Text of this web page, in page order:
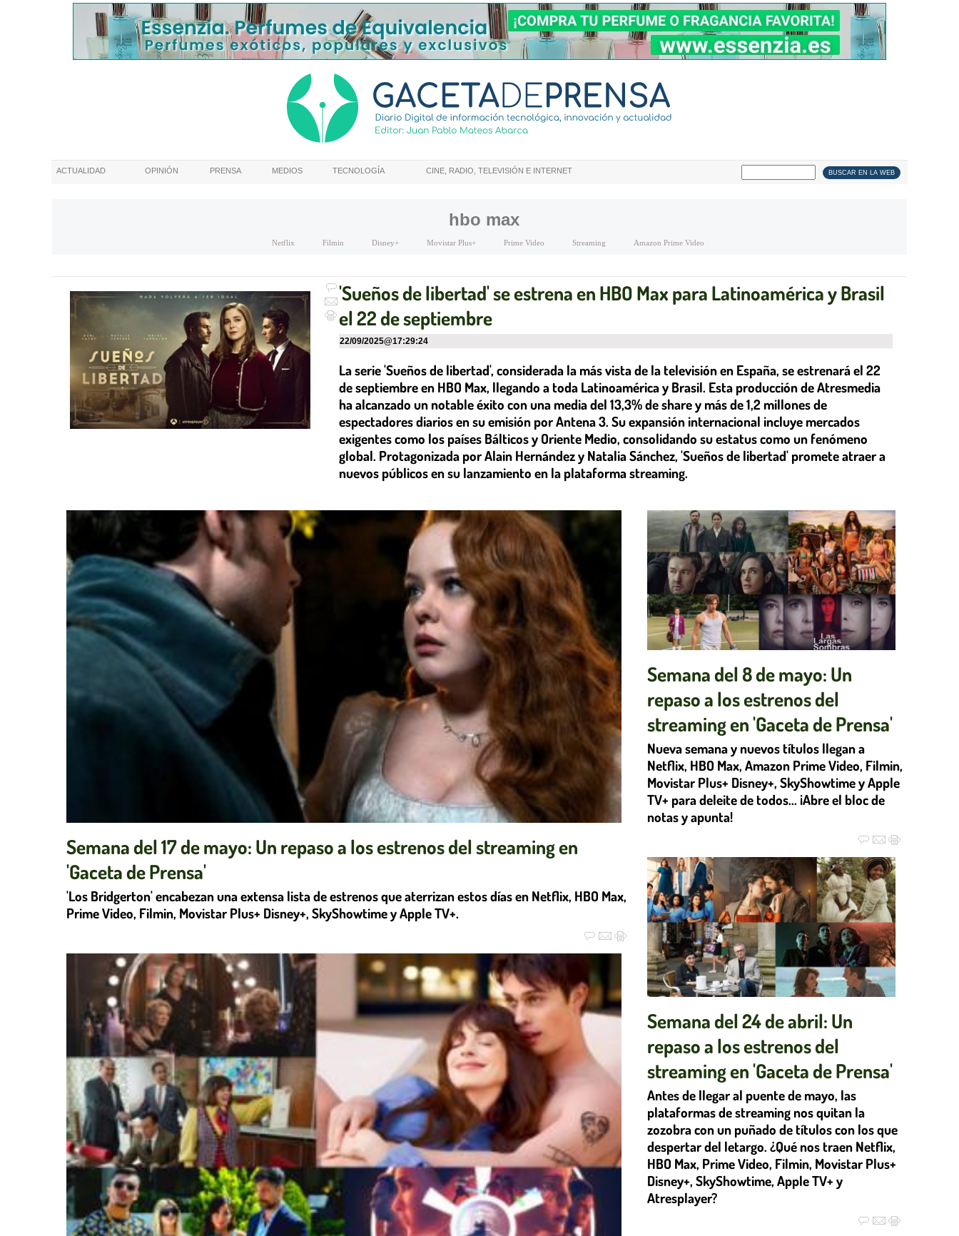
ACTUALIDAD OPINIÓN PRENSA MEDIOS TECNOLOGÍA CINE, RADIO, TELEVISIÓN E INTERNET
hbo max
Netflix Filmin Disney+ Movistar Plus+ Prime Video Streaming Amazon Prime Video
'Sueños de libertad' se estrena en HBO Max para Latinoamérica y Brasil
el 22 de septiembre
22/09/2025@17:29:24
La serie 'Sueños de libertad', considerada la más vista de la televisión en España, se estrenará el 22
de septiembre en HBO Max, llegando a toda Latinoamérica y Brasil. Esta producción de Atresmedia
ha alcanzado un notable éxito con una media del 13,3% de share y más de 1,2 millones de
espectadores diarios en su emisión por Antena 3. Su expansión internacional incluye mercados
exigentes como los países Bálticos y Oriente Medio, consolidando su estatus como un fenómeno
global. Protagonizada por Alain Hernández y Natalia Sánchez, 'Sueños de libertad' promete atraer a
nuevos públicos en su lanzamiento en la plataforma streaming.
Semana del 17 de mayo: Un repaso a los estrenos del streaming en
'Gaceta de Prensa'
'Los Bridgerton' encabezan una extensa lista de estrenos que aterrizan estos días en Netflix, HBO Max,
Prime Video, Filmin, Movistar Plus+ Disney+, SkyShowtime y Apple TV+.
Semana del 8 de mayo: Un
repaso a los estrenos del
streaming en 'Gaceta de Prensa'
Nueva semana y nuevos títulos llegan a
Netflix, HBO Max, Amazon Prime Video, Filmin,
Movistar Plus+ Disney+, SkyShowtime y Apple
TV+ para deleite de todos... ¡Abre el bloc de
notas y apunta!
Semana del 24 de abril: Un
repaso a los estrenos del
streaming en 'Gaceta de Prensa'
Antes de llegar al puente de mayo, las
plataformas de streaming nos quitan la
zozobra con un puñado de títulos con los que
despertar del letargo. ¿Qué nos traen Netflix,
HBO Max, Prime Video, Filmin, Movistar Plus+
Disney+, SkyShowtime, Apple TV+ y
Atresplayer?